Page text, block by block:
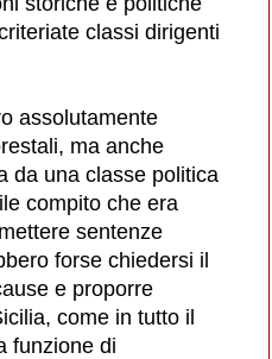
classi dirigenti
assolutamente
ma anche
da una classe politica
compito che era
sentenze
forse chiedersi il
e proporre
come in tutto il
funzione di